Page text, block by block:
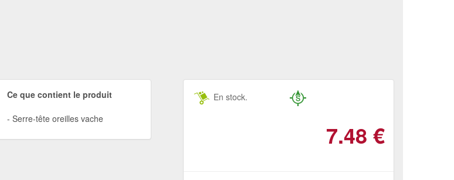
Ce que contient le produit
Serre-tête oreilles vache
En stock.
7.48 €